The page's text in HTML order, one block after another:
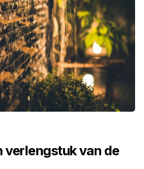
verlengstuk van de